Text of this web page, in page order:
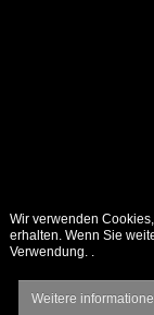
Wir verwenden
erhalten. Wenn Sie
Verwendung. .
Weitere